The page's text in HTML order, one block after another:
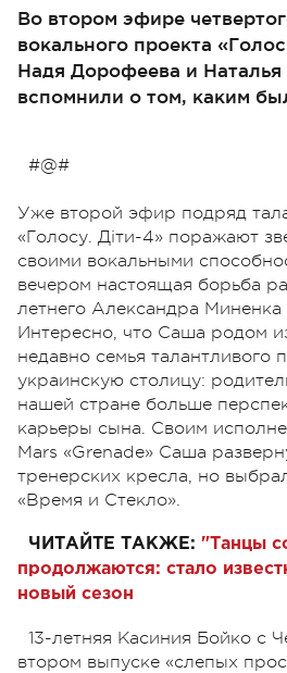
Во втором эфире
вокального проекта
Надя Дорофеева и Наталья
вспомнили о том, каким
#@#
Уже второй эфир подряд
«Голосу. Діти-4» поражают
своими вокальными
вечером настоящая борьба
летнего Александра Миненка
Интересно, что Саша родом
недавно семья талантливого
украинскую столицу:
нашей стране больше
карьеры сына. Своим
Mars «Grenade» Саша
тренерских кресла, но
«Время и Стекло».
ЧИТАЙТЕ ТАКЖЕ: "Танцы
продолжаются: стало
новый сезон
13-летняя Касиния Бойко с
втором выпуске «слепых